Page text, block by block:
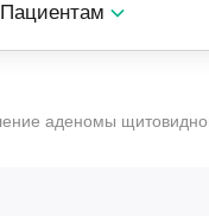
Пациентам
аденомы